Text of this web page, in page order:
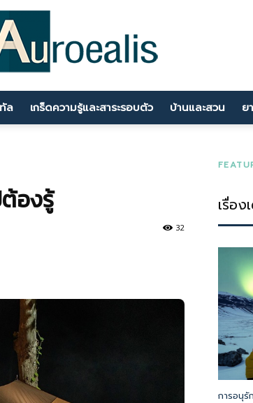
นานา
ล เกร็ดความรู้และสาระรอบตัว บ้านและสวน ย
องรู้
32
เรื่อง
การอนุรั